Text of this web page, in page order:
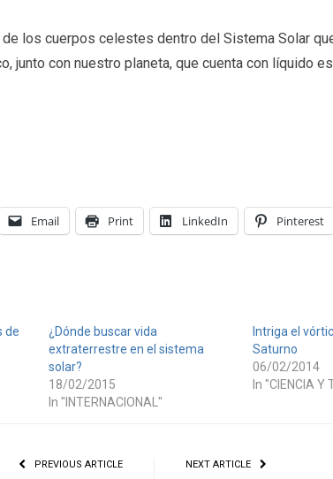
los cuerpos celestes dentro del Sistema Solar
junto con nuestro planeta, que cuenta con líquido
Email Print LinkedIn Pinterest
de
¿Dónde buscar vida
extraterrestre en el sistema
solar?
18/02/2015
In "INTERNACIONAL"
Intriga el
Saturno
06/02/2014
In "CIENCIA Y
PREVIOUS ARTICLE NEXT ARTICLE